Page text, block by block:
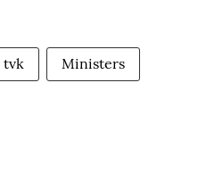
tvk Ministers